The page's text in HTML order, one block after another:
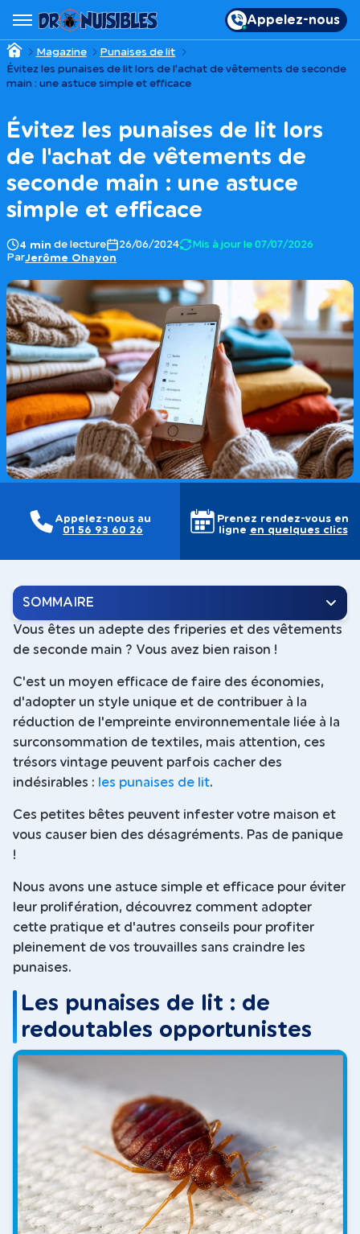
Appelez-nous
Magazine
Punaises de lit
Évitez les punaises de lit lors de l'achat de vêtements de seconde
main : une astuce simple et efficace
Évitez les punaises de lit lors
de l'achat de vêtements de
seconde main : une astuce
simple et efficace
4 min de lecture 26/06/2024
Mis à jour le 07/07/2026
ParJerôme Ohayon
Appelez-nous au
01 56 93 60 26
Prenez rendez-vous en
ligne en quelques clics
SOMMAIRE
Vous êtes un adepte des friperies et des vêtements
de seconde main ? Vous avez bien raison !
C'est un moyen efficace de faire des économies,
d'adopter un style unique et de contribuer à la
réduction de l'empreinte environnementale liée à la
surconsommation de textiles, mais attention, ces
trésors vintage peuvent parfois cacher des
indésirables :
les punaises de lit.
Ces petites bêtes peuvent infester votre maison et
vous causer bien des désagréments. Pas de panique
!
Nous avons une astuce simple et efficace pour éviter
leur prolifération, découvrez comment adopter
cette pratique et d'autres conseils pour profiter
pleinement de vos trouvailles sans craindre les
punaises.
Les punaises de lit : de
redoutables opportunistes